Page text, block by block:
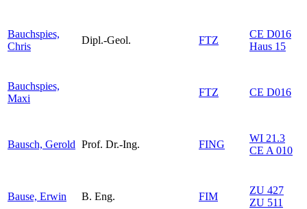
Bauchspies,
Chris
Dipl.-Geol. FTZ
CE D016
Haus 15
Bauchspies,
Maxi
FTZ CE D016
Bausch, Gerold Prof. Dr.-Ing. FING
WI 21.3
CE A 010
Bause, Erwin B. Eng. FIM
ZU 427
ZU 511